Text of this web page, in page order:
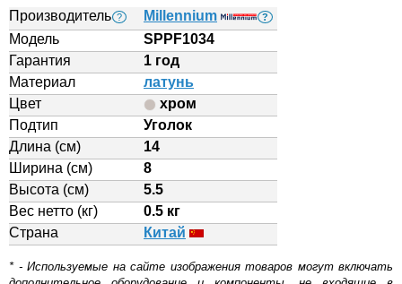
Производитель ? Millennium ?
Модель
SPPF1034
Гарантия
1 год
Материал
латунь
Цвет
хром
Подтип
Уголок
Длина (см)
14
Ширина (см)
8
Высота (см)
5.5
Вес нетто (кг)
0.5 кг
Страна
Китай
* - Используемые на сайте изображения товаров могут включать